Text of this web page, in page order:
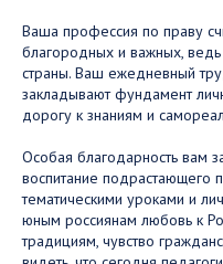
Ваша профессия по праву
благородных и важных,
страны. Ваш ежедневный
закладывают фундамент
дорогу к знаниям и
Особая благодарность вам
воспитание подрастающего
тематическими уроками и
юным россиянам любовь к
традициям, чувство